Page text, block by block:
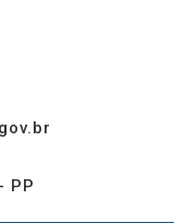
PP